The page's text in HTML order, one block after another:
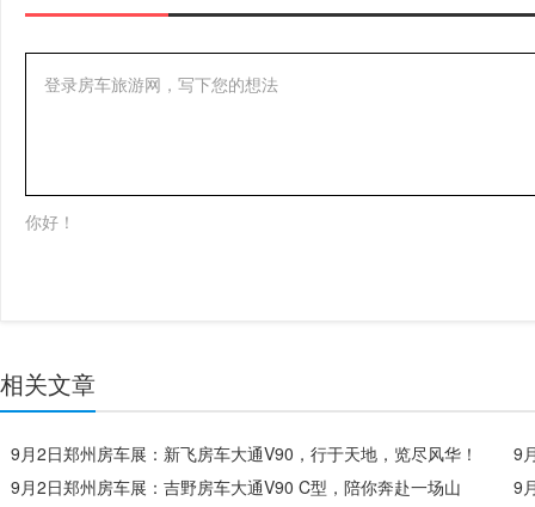
登录房车旅游网，写下您的想法
你好！
相关文章
9月2日郑州房车展：新飞房车大通V90，行于天地，览尽风华！
9
9月2日郑州房车展：吉野房车大通V90 C型，陪你奔赴一场山
9